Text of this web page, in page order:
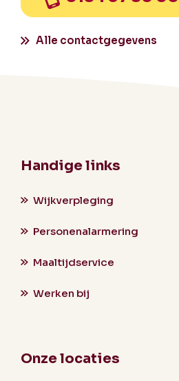
Alle contactgegevens
Handige links
Wijkverpleging
Personenalarmering
Maaltijdservice
Werken bij
Onze locaties